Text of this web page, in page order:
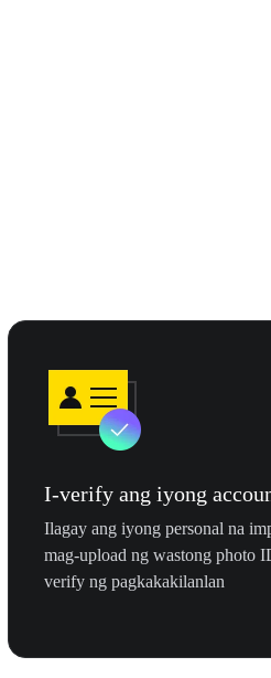
I-verify ang iyong
Ilagay ang iyong personal na
mag-upload ng wastong photo
verify ng pagkakakilanlan